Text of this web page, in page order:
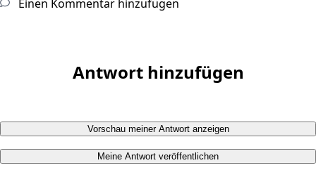
Einen Kommentar hinzufügen
Antwort hinzufügen
Vorschau meiner Antwort anzeigen
Meine Antwort veröffentlichen